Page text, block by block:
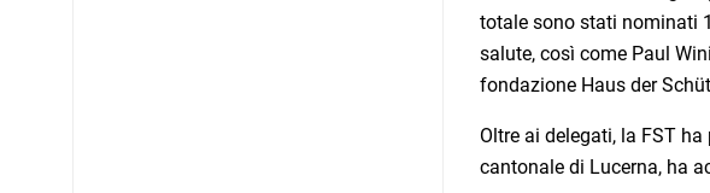
totale sono stati nominati
salute, così come Paul
fondazione Haus der
Oltre ai delegati, la FST
cantonale di Lucerna, ha